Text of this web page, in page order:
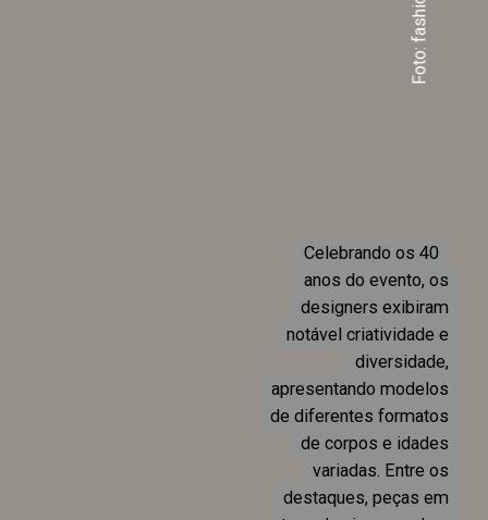
Celebrando os 40
anos do evento, os
designers exibiram
notável criatividade e
diversidade,
apresentando modelos
de diferentes formatos
de corpos e idades
variadas. Entre os
destaques, peças em
Celebrando os 40
anos do evento, os
designers exibiram
notável criatividade e
diversidade,
apresentando modelos
de diferentes formatos
de corpos e idades
variadas. Entre os
destaques, peças em